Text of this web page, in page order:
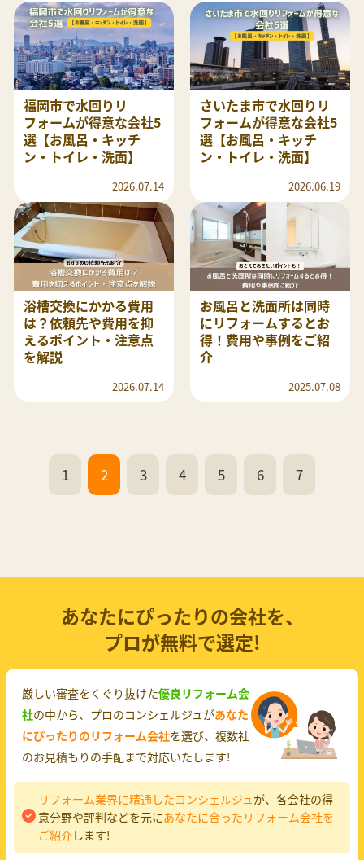
福岡市で水回りリ
フォームが得意な会社5
選【お風呂・キッチ
ン・トイレ・洗面】
2026.07.14
さいたま市で水回りリ
フォームが得意な会社5
選【お風呂・キッチ
ン・トイレ・洗面】
2026.06.19
浴槽交換にかかる費用
は？依頼先や費用を抑
えるポイント・注意点
を解説
2026.07.14
お風呂と洗面所は同時
にリフォームするとお
得！費用や事例をご紹
介
2025.07.08
1 2 3 4 5 6 7
あなたにぴったりの会社を、
プロが無料で選定!
厳しい審査をくぐり抜けた優良リフォーム会
社の中から、プロのコンシェルジュがあなた
にぴったりのリフォーム会社を選び、複数社
のお見積もりの手配まで対応いたします!
リフォーム業界に精通したコンシェルジュが、各会社の得
意分野や評判などを元にあなたに合ったリフォーム会社を
ご紹介します!